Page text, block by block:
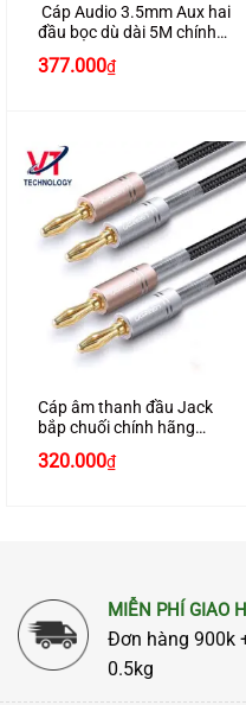
Cáp Audio 3.5mm Aux hai
đầu bọc dù dài 5M chính
377.000₫
Cáp âm thanh đầu Jack
bắp chuối chính hãng
Ugreen 50536 dài 1M bện
nylon cao cấp
320.000₫
MIỄN PHÍ GIAO
Đơn hàng 900k
0.5kg